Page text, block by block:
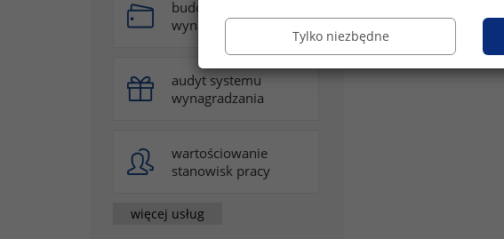
budowa systemu
wynagradzania
audyt systemu
wynagradzania
wartościowanie
stanowisk pracy
więcej usług
Tylko niezbędne